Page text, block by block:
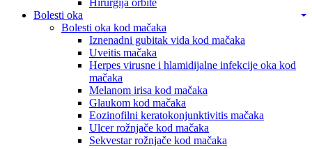
Hirurgija orbite
Bolesti oka
Bolesti oka kod mačaka
Iznenadni gubitak vida kod mačaka
Uveitis mačaka
Herpes virusne i hlamidijalne infekcije oka kod
mačaka
Melanom irisa kod mačaka
Glaukom kod mačaka
Eozinofilni keratokonjunktivitis mačaka
Ulcer rožnjače kod mačaka
Sekvestar rožnjače kod mačaka